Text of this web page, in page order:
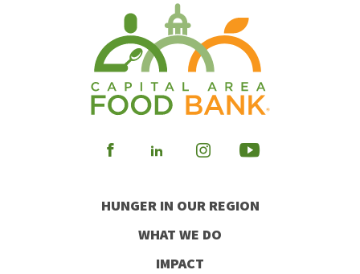
Visit
Facebook
Visit
LinkedIn
Visit
Instagram
Visit
Youtube
HUNGER IN OUR REGION
WHAT WE DO
IMPACT